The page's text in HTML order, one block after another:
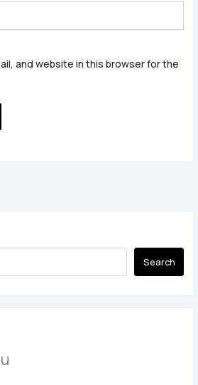
Search
and website in this browser for the